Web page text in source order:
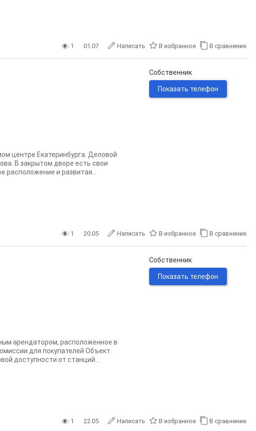
1 01.07 Написать В избранное В сравнение
центре Екатеринбурга. Деловой
В закрытом дворе есть свои
расположение и развитая...
Собственник
Показать телефон
1 20.05 Написать В избранное В сравнение
арендатором, расположенное в
для покупателей Объект
доступности от станций...
Собственник
Показать телефон
1 22.05 Написать В избранное В сравнение